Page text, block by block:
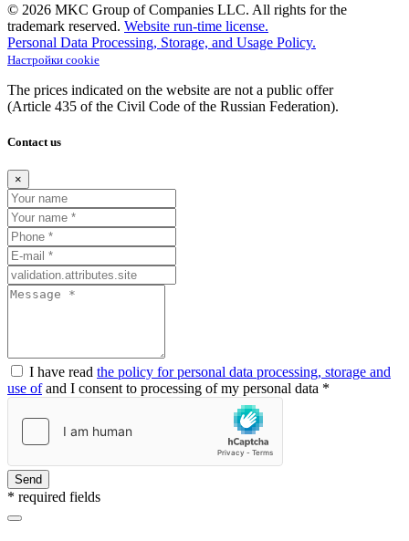
© 2026 MKC Group of Companies LLC. All rights for the
trademark reserved. Website run-time license.
Personal Data Processing, Storage, and Usage Policy.
Настройки cookie
The prices indicated on the website are not a public offer
(Article 435 of the Civil Code of the Russian Federation).
Contact us
×
I have read the policy for personal data processing, storage and
use ofand I consent to processing of my personal data *
Send
* required fields